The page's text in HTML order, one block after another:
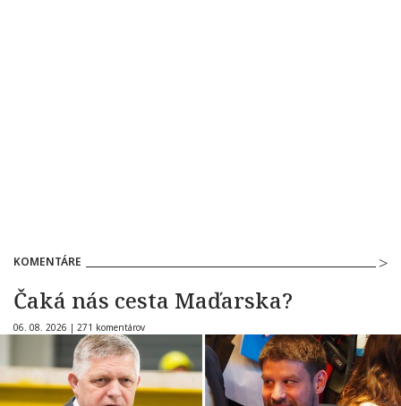
KOMENTÁRE
Čaká nás cesta Maďarska?
06. 08. 2026 | 271 komentárov